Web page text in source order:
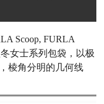
Scoop, FURLA
女士系列包袋，以极
棱角分明的几何线